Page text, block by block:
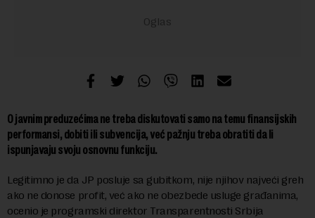
O javnim preduzećima ne treba diskutovati samo na temu finansijskih
performansi, dobiti ili subvencija, već pažnju treba obratiti da li
ispunjavaju svoju osnovnu funkciju.
Legitimno je da JP posluje sa gubitkom, nije njihov najveći greh
ako ne donose profit, već ako ne obezbede usluge građanima,
ocenio je programski direktor Transparentnosti Srbija